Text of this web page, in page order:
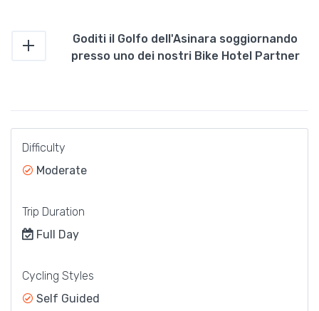
Goditi il Golfo dell'Asinara soggiornando
presso uno dei nostri Bike Hotel Partner
Difficulty
Moderate
Trip Duration
Full Day
Cycling Styles
Self Guided